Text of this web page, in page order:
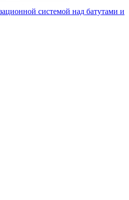
системой над батутами и